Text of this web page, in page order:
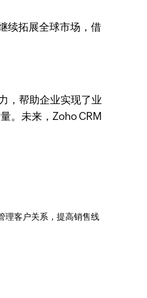
续拓展全球市场，借
，帮助企业实现了业
。未来，Zoho CRM
理客户关系，提高销售线